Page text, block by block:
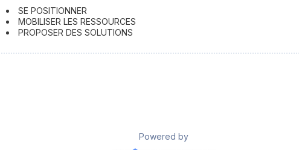
SE POSITIONNER
MOBILISER LES RESSOURCES
PROPOSER DES SOLUTIONS
Powered by